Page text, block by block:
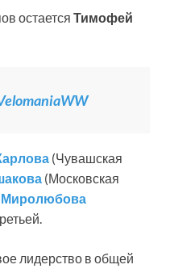
остается Тимофей
(Чувашская
(Московская
Миролюбова
лидерство в общей